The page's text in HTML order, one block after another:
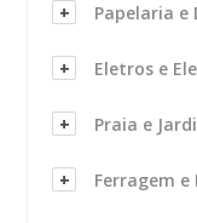
Papelaria e
Eletros e
Praia e
Ferragem